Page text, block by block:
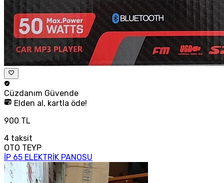
Cüzdanım Güvende
Elden al, kartla öde!
900 TL
4 taksit
OTO TEYP
İP 65 ELEKTRİK PANOSU